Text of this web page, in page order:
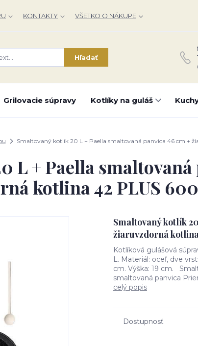
KONTAKTY VŠETKO O NÁKUPE
Hľadať
Grilovacie súpravy Kotlíky na guláš
Smaltovaný kotlík 20 L + Paella smaltovaná panvica 46 cm +
L + Paella smaltovaná
kotlina 42 PLUS
Smaltovaný kotlík
žiaruvzdorná
Kotlíková gulášová
L. Materiál: oceľ, dve
cm. Výška: 19 cm.
smaltovaná panvica
celý popis
Dostupnosť